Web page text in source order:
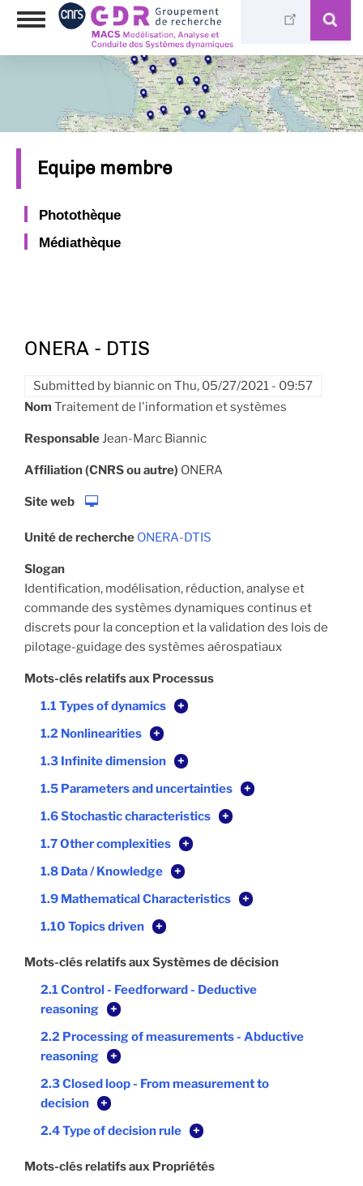
Skip
Toggle
Equipe membre
Photothèque
Médiathèque
ONERA - DTIS
Submitted by biannicon Thu, 05/27/2021 - 09:57
Nom Traitement de l'information et systèmes
ResponsableJean-Marc Biannic
Affiliation (CNRS ou autre) ONERA
Site web
Unité de recherche ONERA-DTIS
Slogan
Identification, modélisation, réduction, analyse et
commande des systèmes dynamiques continus et
discrets pour la conception et la validation des lois de
pilotage-guidage des systèmes aérospatiaux
Mots-clés relatifs aux Processus
1.1 Types of dynamics
+
1.2 Nonlinearities
+
1.3 Infinite dimension
+
1.5 Parameters and uncertainties
+
1.6 Stochastic characteristics
+
1.7 Other complexities
+
1.8 Data / Knowledge
+
1.9 Mathematical Characteristics
+
1.10 Topics driven
+
Mots-clés relatifs aux Systèmes de décision
2.1 Control - Feedforward - Deductive
reasoning
+
2.2 Processing of measurements - Abductive
reasoning
+
2.3 Closed loop - From measurement to
decision
+
2.4 Type of decision rule
+
Mots-clés relatifs aux Propriétés